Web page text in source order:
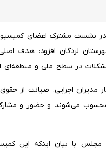
در نشست مشترک اعضای
لردگان افزود: هدف
در سطح ملی و منطقه‌ای
مدیران اجرایی، صیانت از
محسوب می‌شوند و حضور و